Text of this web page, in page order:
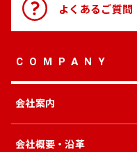
よくあるご質問
COMPANY
会社案内
会社概要・沿革